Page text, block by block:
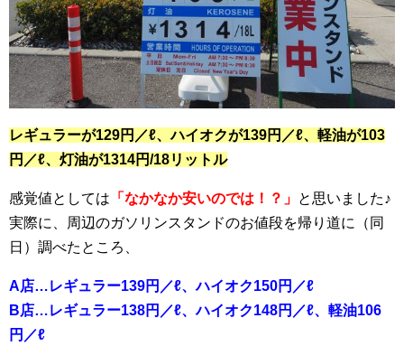
レギュラーが129円／ℓ、ハイオクが139円／ℓ、軽油が103
円／ℓ、灯油が1314円/18リットル
感覚値としては 「なかなか安いのでは！？」 と思いました♪
実際に、周辺のガソリンスタンドのお値段を帰り道に（同
日）調べたところ、
A店…レギュラー139円／ℓ、ハイオク150円／ℓ
B店…レギュラー138円／ℓ、ハイオク148円／ℓ、軽油106
円／ℓ